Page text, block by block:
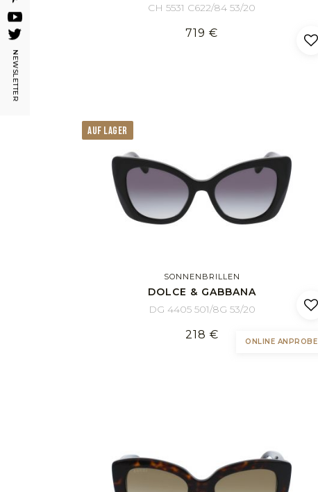
NEWSLETTER
CH 5531 C622/84 53/20
719 €
AUF LAGER
SONNENBRILLEN
DOLCE & GABBANA
DG 4405 501/8G 53/20
218 €
ONLINE ANPROBE